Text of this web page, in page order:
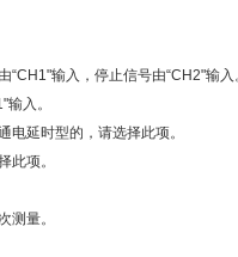
“CH1"输入，停止信号由“CH2"输入
入。
延时型的，请选择此项。
此项。
测量。